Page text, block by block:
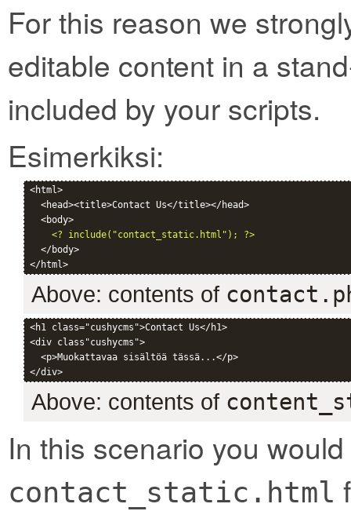
For this reason we
editable content in a
included by your scripts.
Esimerkiksi:
<html>
  <head><title>Contact Us</title></head>
  <body>
<? include("contact_static.html"); ?>
  </body>
Above: contents of
<h1 class="cushycms">Contact Us</h1>
<div class"cushycms">
  <p>Muokattavaa sisältöä tässä...</p>
Above: contents of
In this scenario you
contact_static.html